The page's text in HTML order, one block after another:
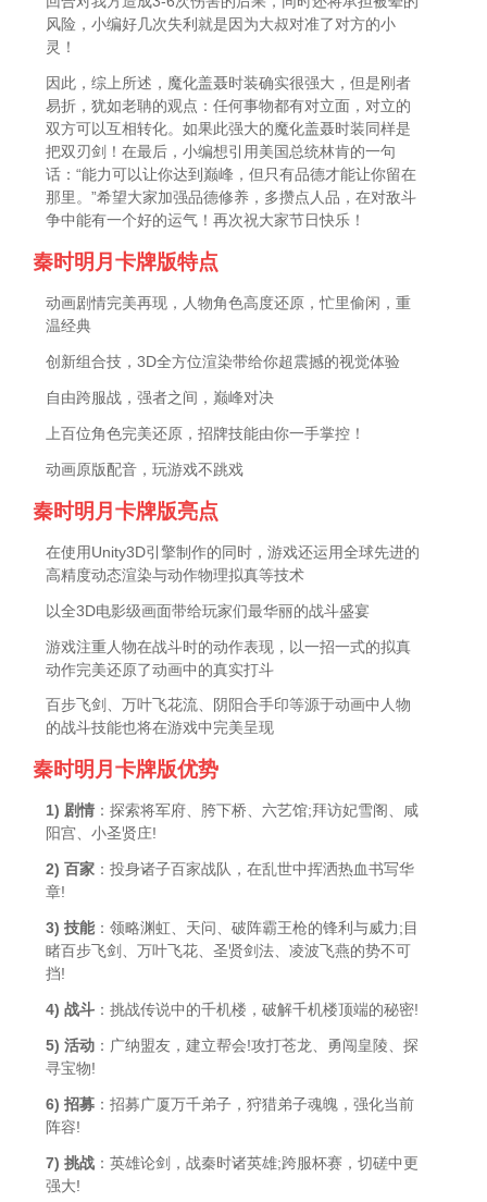
风险，小编好几次失利就是因为大叔对准了对方的小
灵！
因此，综上所述，魔化盖聂时装确实很强大，但是刚者
易折，犹如老聃的观点：任何事物都有对立面，对立的
双方可以互相转化。如果此强大的魔化盖聂时装同样是
把双刃剑！在最后，小编想引用美国总统林肯的一句
话：“能力可以让你达到巅峰，但只有品德才能让你留在
那里。”希望大家加强品德修养，多攒点人品，在对敌斗
争中能有一个好的运气！再次祝大家节日快乐！
秦时明月卡牌版特点
动画剧情完美再现，人物角色高度还原，忙里偷闲，重
温经典
创新组合技，3D全方位渲染带给你超震撼的视觉体验
自由跨服战，强者之间，巅峰对决
上百位角色完美还原，招牌技能由你一手掌控！
动画原版配音，玩游戏不跳戏
秦时明月卡牌版亮点
在使用Unity3D引擎制作的同时，游戏还运用全球先进的
高精度动态渲染与动作物理拟真等技术
以全3D电影级画面带给玩家们最华丽的战斗盛宴
游戏注重人物在战斗时的动作表现，以一招一式的拟真
动作完美还原了动画中的真实打斗
百步飞剑、万叶飞花流、阴阳合手印等源于动画中人物
的战斗技能也将在游戏中完美呈现
秦时明月卡牌版优势
1) 剧情 ：探索将军府、胯下桥、六艺馆;拜访妃雪阁、咸
阳宫、小圣贤庄!
2) 百家 ：投身诸子百家战队，在乱世中挥洒热血书写华
章!
3) 技能：领略渊虹、天问、破阵霸王枪的锋利与威力;目
睹百步飞剑、万叶飞花、圣贤剑法、凌波飞燕的势不可
挡!
4) 战斗 ：挑战传说中的千机楼，破解千机楼顶端的秘密!
5) 活动 ：广纳盟友，建立帮会!攻打苍龙、勇闯皇陵、探
寻宝物!
6) 招募 ：招募广厦万千弟子，狩猎弟子魂魄，强化当前
阵容!
7) 挑战 ：英雄论剑，战秦时诸英雄;跨服杯赛，切磋中更
强大!